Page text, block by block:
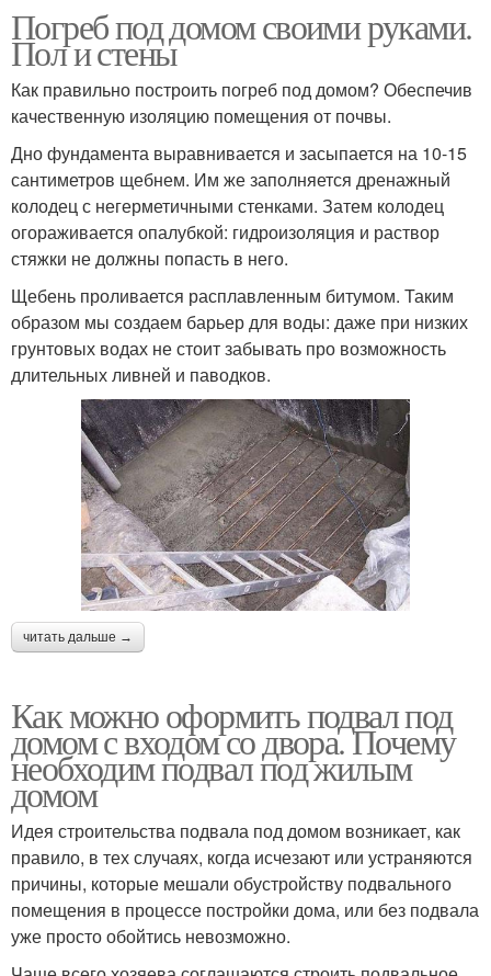
Погреб под домом своими руками.
Пол и стены
Как правильно построить погреб под домом? Обеспечив
качественную изоляцию помещения от почвы.
Дно фундамента выравнивается и засыпается на 10-15
сантиметров щебнем. Им же заполняется дренажный
колодец с негерметичными стенками. Затем колодец
огораживается опалубкой: гидроизоляция и раствор
стяжки не должны попасть в него.
Щебень проливается расплавленным битумом. Таким
образом мы создаем барьер для воды: даже при низких
грунтовых водах не стоит забывать про возможность
длительных ливней и паводков.
читать дальше →
Как можно оформить подвал под
домом с входом со двора. Почему
необходим подвал под жилым
домом
Идея строительства подвала под домом возникает, как
правило, в тех случаях, когда исчезают или устраняются
причины, которые мешали обустройству подвального
помещения в процессе постройки дома, или без подвала
уже просто обойтись невозможно.